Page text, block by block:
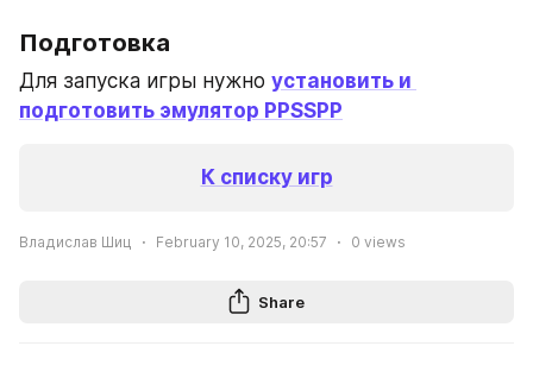
Подготовка
Для запуска игры нужно установить и
подготовить эмулятор PPSSPP
К списку игр
Владислав Шиц February 10, 2025, 20:57 0 views
Share